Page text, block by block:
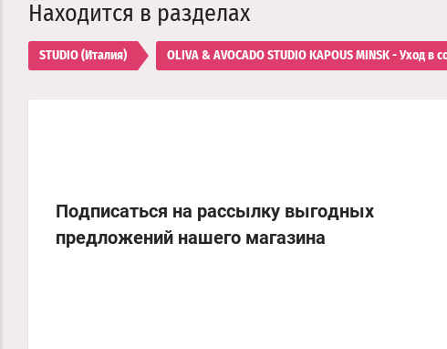
Находится в разделах
STUDIO (Италия) OLIVA & AVOCADO STUDIO KAPOUS MINSK - Уход
Подписаться на рассылку выгодных
предложений нашего магазина